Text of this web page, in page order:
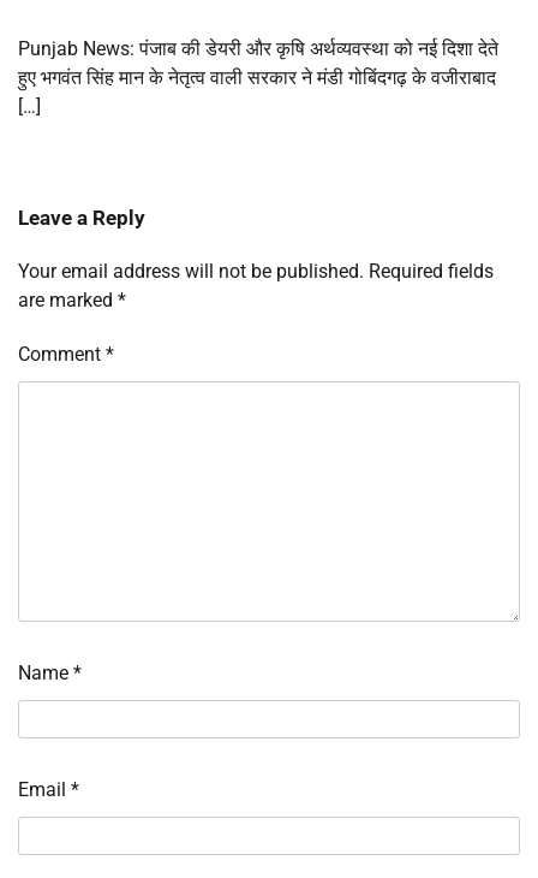
Punjab News: पंजाब की डेयरी और कृषि अर्थव्यवस्था को नई दिशा देते
हुए भगवंत सिंह मान के नेतृत्व वाली सरकार ने मंडी गोबिंदगढ़ के वजीराबाद
[…]
Leave a Reply
Your email address will not be published. Required fields
are marked *
Comment *
Name *
Email *